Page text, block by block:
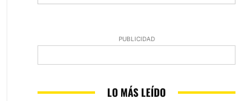
PUBLICIDAD
LO MÁS LEÍDO